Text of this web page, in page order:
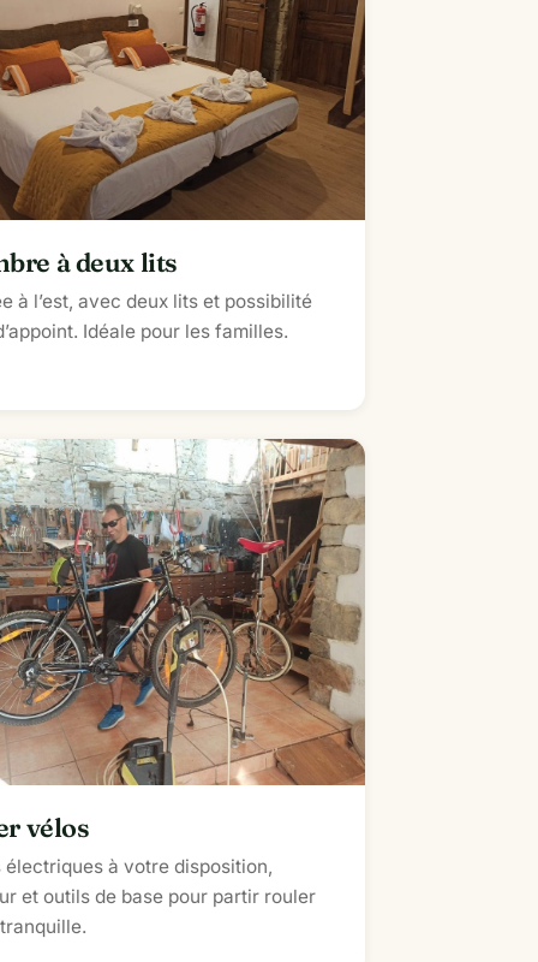
à deux lits
à l’est, avec deux lits et possibilité
Idéale pour les familles.
vélos
électriques à votre disposition,
et outils de base pour partir rouler